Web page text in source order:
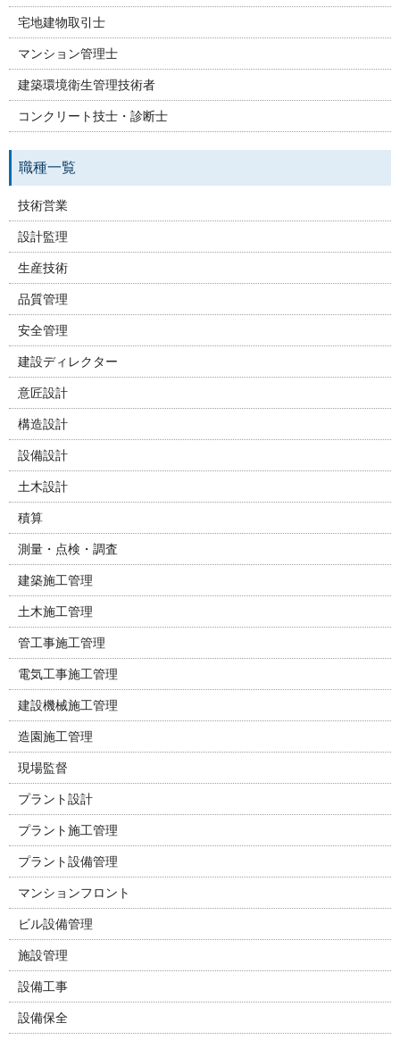
宅地建物取引士
マンション管理士
建築環境衛生管理技術者
コンクリート技士・診断士
職種一覧
技術営業
設計監理
生産技術
品質管理
安全管理
建設ディレクター
意匠設計
構造設計
設備設計
土木設計
積算
測量・点検・調査
建築施工管理
土木施工管理
管工事施工管理
電気工事施工管理
建設機械施工管理
造園施工管理
現場監督
プラント設計
プラント施工管理
プラント設備管理
マンションフロント
ビル設備管理
施設管理
設備工事
設備保全